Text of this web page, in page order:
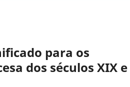
para os
dos séculos XIX e